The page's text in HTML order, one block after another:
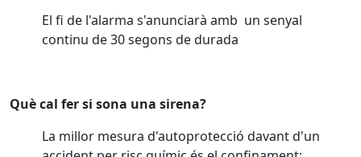
El fi de l'alarma s'anunciarà amb un senyal
continu de 30 segons de durada
Què cal fer si sona una sirena?
La millor mesura d'autoprotecció davant d'un